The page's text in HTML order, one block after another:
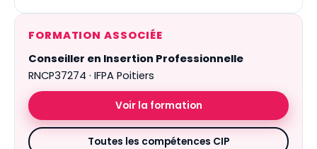
FORMATION ASSOCIÉE
Conseiller en Insertion Professionnelle
RNCP37274 · IFPA Poitiers
Voir la formation
Toutes les compétences CIP